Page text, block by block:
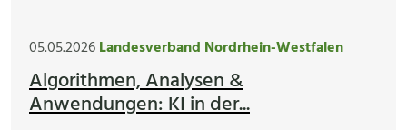
05.05.2026Landesverband Nordrhein-Westfalen
Algorithmen, Analysen &
Anwendungen: KI in der...